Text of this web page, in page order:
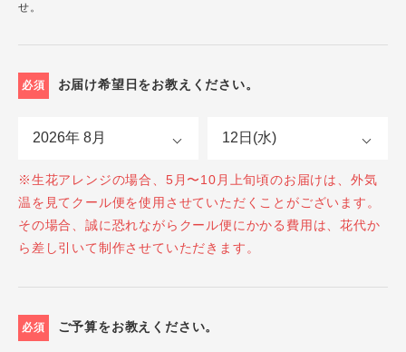
せ。
必須 お届け希望日をお教えください。
※生花アレンジの場合、5月〜10月上旬頃のお届けは、外気
温を見てクール便を使用させていただくことがございます。
その場合、誠に恐れながらクール便にかかる費用は、花代か
ら差し引いて制作させていただきます。
必須 ご予算をお教えください。